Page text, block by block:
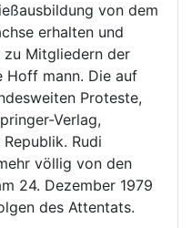
von dem
erhalten und
zu Mitgliedern der
Hoff mann. Die auf
Proteste,
Verlag,
Rudi
völlig von den
24. Dezember 1979
des Attentats.